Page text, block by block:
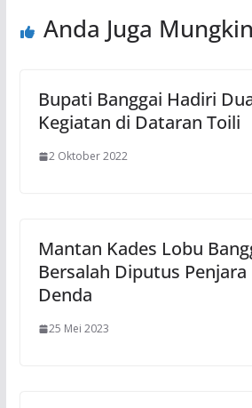
Anda Juga
Bupati Banggai Hadiri
Kegiatan di Dataran Toili
2 Oktober 2022
Mantan Kades Lobu
Bersalah Diputus
Denda
25 Mei 2023